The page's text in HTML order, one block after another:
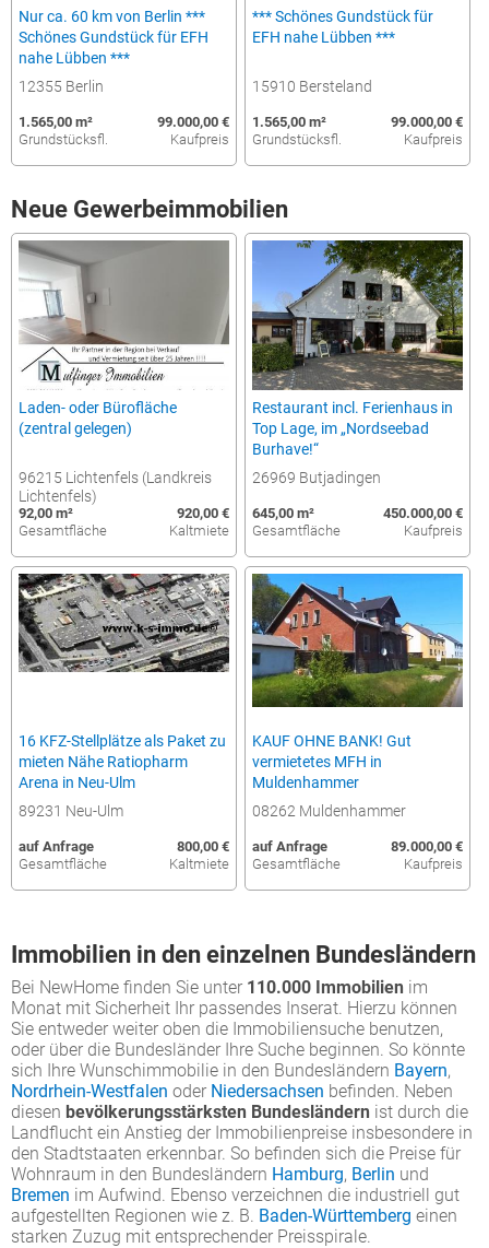
Nur ca. 60 km von Berlin ***
Schönes Gundstück für EFH
nahe Lübben ***
12355 Berlin
1.565,00 m²
Grundstücksfl.
99.000,00 €
Kaufpreis
*** Schönes Gundstück für
EFH nahe Lübben ***
15910 Bersteland
1.565,00 m²
Grundstücksfl.
99.000,00 €
Kaufpreis
Neue Gewerbeimmobilien
Laden- oder Bürofläche
(zentral gelegen)
96215 Lichtenfels (Landkreis
Lichtenfels)
92,00 m²
Gesamtfläche
920,00 €
Kaltmiete
Restaurant incl. Ferienhaus in
Top Lage, im „Nordseebad
Burhave!“
26969 Butjadingen
645,00 m²
Gesamtfläche
450.000,00 €
Kaufpreis
16 KFZ-Stellplätze als Paket zu
mieten Nähe Ratiopharm
Arena in Neu-Ulm
89231 Neu-Ulm
auf Anfrage
Gesamtfläche
800,00 €
Kaltmiete
KAUF OHNE BANK! Gut
vermietetes MFH in
Muldenhammer
08262 Muldenhammer
auf Anfrage
Gesamtfläche
89.000,00 €
Kaufpreis
Immobilien in den einzelnen Bundesländern
Bei NewHome finden Sie unter 110.000 Immobilien im
Monat mit Sicherheit Ihr passendes Inserat. Hierzu können
Sie entweder weiter oben die Immobiliensuche benutzen,
oder über die Bundesländer Ihre Suche beginnen. So könnte
sich Ihre Wunschimmobilie in den Bundesländern Bayern,
Nordrhein-Westfalen oder Niedersachsen befinden. Neben
diesen bevölkerungsstärksten Bundesländern ist durch die
Landflucht ein Anstieg der Immobilienpreise insbesondere in
den Stadtstaaten erkennbar. So befinden sich die Preise für
Wohnraum in den Bundesländern Hamburg, Berlin und
Bremen im Aufwind. Ebenso verzeichnen die industriell gut
aufgestellten Regionen wie z. B. Baden-Württemberg einen
starken Zuzug mit entsprechender Preisspirale.